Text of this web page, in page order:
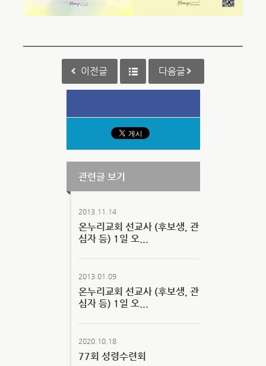
이전글 다음글
관련글 보기
2013.11.14
온누리교회 선교사 (후보생, 관
심자 등) 1일 오...
2013.01.09
온누리교회 선교사 (후보생, 관
심자 등) 1일 오...
2020.10.18
77회 성령수련회